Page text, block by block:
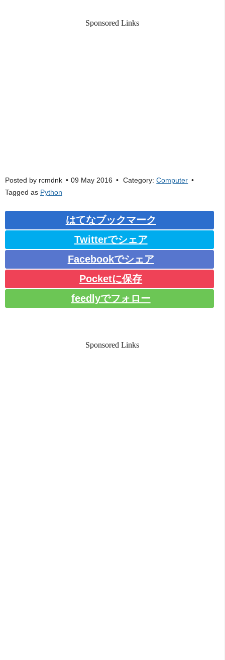
Sponsored Links
Posted by rcmdnk 09 May 2016 Category:Computer
Tagged as Python
はてなブックマーク
Twitterでシェア
Facebookでシェア
Pocketに保存
feedlyでフォロー
Sponsored Links